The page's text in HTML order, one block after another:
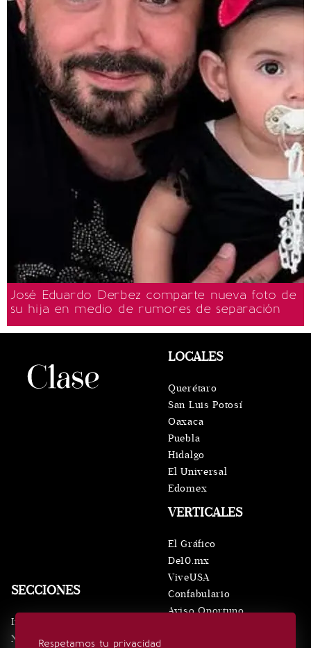
José Eduardo Derbez comparte nueva foto de
su hija en medio de rumores de separación
Respetamos tu privacidad
SECCIONES
Inicio
Noticias
VERTICALES
El Gráfico
De10.mx
ViveUSA
Confabulario
Aviso Oportuno
LOCALES
Querétaro
San Luis Potosí
Oaxaca
Puebla
Hidalgo
El Universal
Edomex